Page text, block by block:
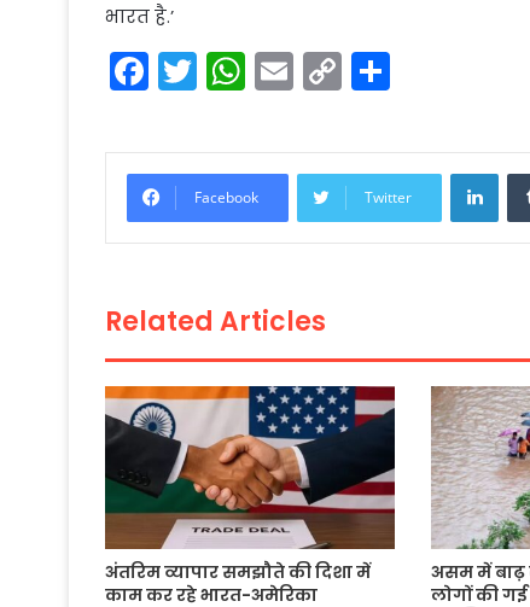
भारत है.’
F
a
c
e
b
o
k
T
w
itt
er
W
h
a
ts
A
p
E
m
ai
l
C
o
p
y
Li
ar
e
Facebook Twitter
Related Articles
अंतरिम व्यापार समझौते की दिशा में
काम कर रहे भारत-अमेरिका
असम में बाढ़
लोगों की